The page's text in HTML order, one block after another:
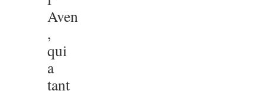
Aven
,
qui
a
tant